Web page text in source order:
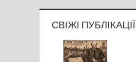
СВІЖІ ПУБЛІКАЦІЇ